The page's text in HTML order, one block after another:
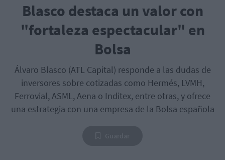
Blasco destaca un valor con
"fortaleza espectacular" en
Bolsa
Álvaro Blasco (ATL Capital) responde a las dudas de
inversores sobre cotizadas como Hermés, LVMH,
Ferrovial, ASML, Aena o Inditex, entre otras, y ofrece
una estrategia con una empresa de la Bolsa española